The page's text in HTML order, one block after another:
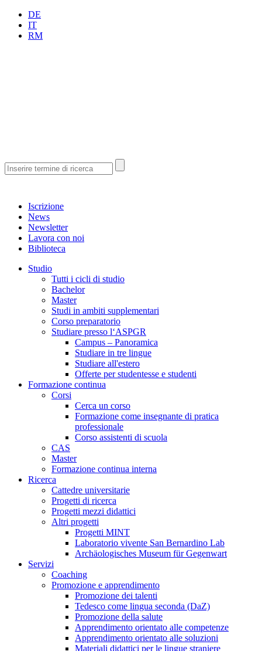
DE
IT
RM
Iscrizione
News
Newsletter
Lavora con noi
Biblioteca
Studio
Tutti i cicli di studio
Bachelor
Master
Studi in ambiti supplementari
Corso preparatorio
Studiare presso l‘ASPGR
Campus – Panoramica
Studiare in tre lingue
Studiare all'estero
Offerte per studentesse e studenti
Formazione continua
Corsi
Cerca un corso
Formazione come insegnante di pratica
professionale
Corso assistenti di scuola
CAS
Master
Formazione continua interna
Ricerca
Cattedre universitarie
Progetti di ricerca
Progetti mezzi didattici
Altri progetti
Progetti MINT
Laboratorio vivente San Bernardino Lab
Archäologisches Museum für Gegenwart
Servizi
Coaching
Promozione e apprendimento
Promozione dei talenti
Tedesco come lingua seconda (DaZ)
Promozione della salute
Apprendimento orientato alle competenze
Apprendimento orientato alle soluzioni
Materiali didattici per le lingue straniere